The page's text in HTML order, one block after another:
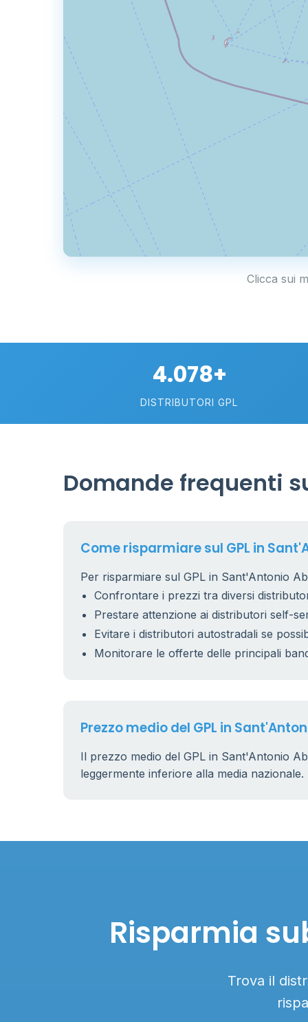
5
9
Clicca sui
4.078+
DISTRIBUTORI GPL
Domande frequenti
Come risparmiare sul GPL in
Per risparmiare sul GPL in Sant'Antonio
Confrontare i prezzi tra diversi
Prestare attenzione ai distributori self-
Evitare i distributori autostradali se
Monitorare le offerte delle principali
Prezzo medio del GPL in
Il prezzo medio del GPL in Sant'Antonio
leggermente inferiore alla media nazionale.
Risparmia
Trova il